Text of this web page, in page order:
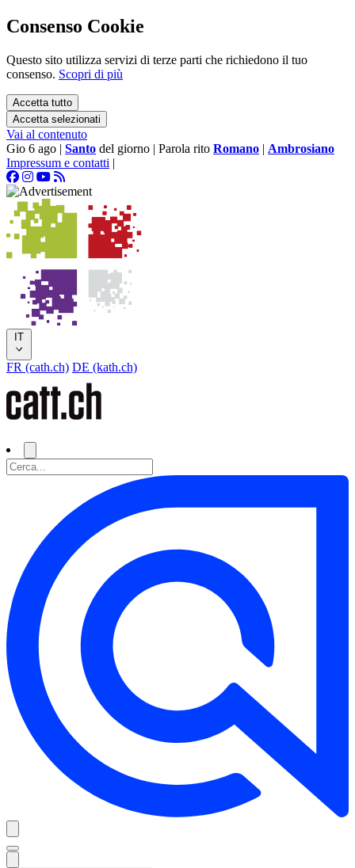
Consenso Cookie
Questo sito utilizza servizi di terze parti che richiedono il tuo
consenso. Scopri di più
Accetta tutto
Accetta selezionati
Vai al contenuto
Gio 6 ago | Santo del giorno | Parola rito Romano | Ambrosiano
Impressum e contatti |
IT
FR (cath.ch) DE (kath.ch)